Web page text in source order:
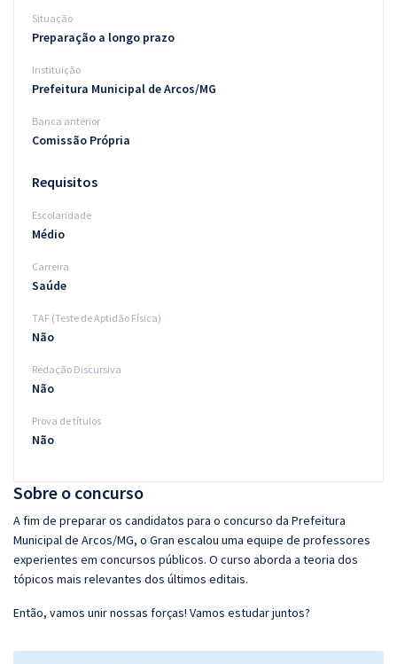
Conteúdo gratuito
Aprovados
Atendimento
Sobre o concurso
A fim de preparar os candidatos para o concurso da Prefeitura
Municipal de Arcos/MG, o Gran escalou uma equipe de professores
experientes em concursos públicos. O curso aborda a teoria dos
tópicos mais relevantes dos últimos editais.
Então, vamos unir nossas forças! Vamos estudar juntos?
Situação
Preparação a longo prazo
Instituição
Prefeitura Municipal de Arcos/MG
Banca anterior
Comissão Própria
Requisitos
Escolaridade
Médio
Carreira
Saúde
TAF (Teste de Aptidão Física)
Não
Redação Discursiva
Não
Prova de títulos
Não